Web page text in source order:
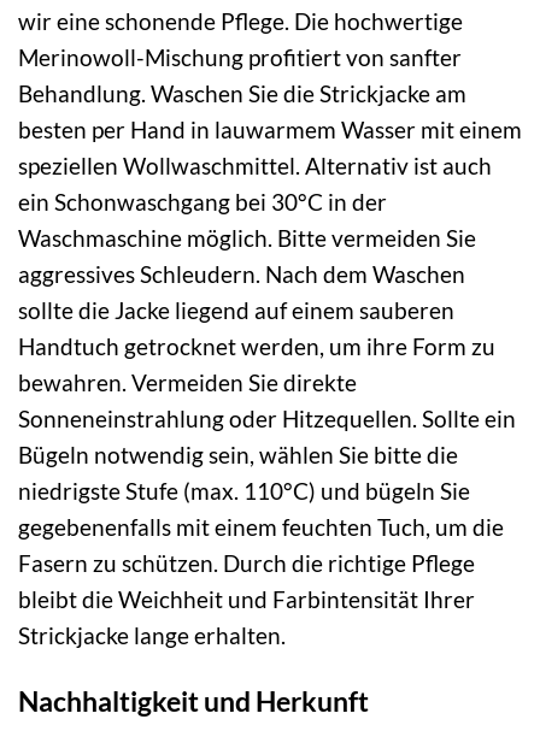
wir eine schonende Pflege. Die hochwertige
Merinowoll-Mischung profitiert von sanfter
Behandlung. Waschen Sie die Strickjacke am
besten per Hand in lauwarmem Wasser mit einem
speziellen Wollwaschmittel. Alternativ ist auch
ein Schonwaschgang bei 30°C in der
Waschmaschine möglich. Bitte vermeiden Sie
aggressives Schleudern. Nach dem Waschen
sollte die Jacke liegend auf einem sauberen
Handtuch getrocknet werden, um ihre Form zu
bewahren. Vermeiden Sie direkte
Sonneneinstrahlung oder Hitzequellen. Sollte ein
Bügeln notwendig sein, wählen Sie bitte die
niedrigste Stufe (max. 110°C) und bügeln Sie
gegebenenfalls mit einem feuchten Tuch, um die
Fasern zu schützen. Durch die richtige Pflege
bleibt die Weichheit und Farbintensität Ihrer
Strickjacke lange erhalten.
Nachhaltigkeit und Herkunft